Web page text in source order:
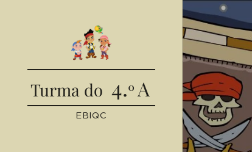
Turma do 4.º A
EBIQC